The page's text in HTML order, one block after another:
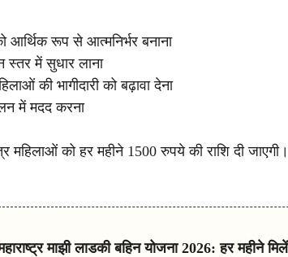
आर्थिक रूप से आत्मनिर्भर बनाना
में सुधार लाना
की भागीदारी को बढ़ावा देना
में मदद करना
महिलाओं को हर महीने 1500 रुपये की राशि दी
माझी लाडकी बहिन योजना 2026: हर महीने